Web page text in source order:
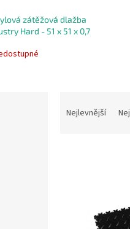
zátěžová dlažba
Hard - 51 x 51 x 0,7
Nejlevnější